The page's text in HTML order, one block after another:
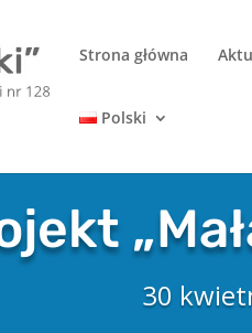
Strona główna
Polski
30